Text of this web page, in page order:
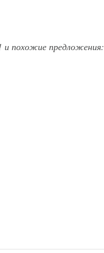
и похожие предложения: